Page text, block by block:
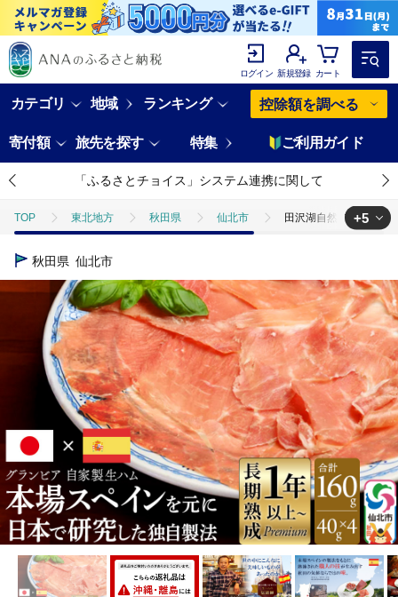
ログイン 新規登録 カート
カテゴリ 地域 ランキング 控除額を調べる
寄付額 旅先を探す 特集 ご利用ガイド
「ふるさとチョイス」システム連携に関して
TOP 東北地方 秋田県 仙北市 田沢湖自然ファームの
TOP
肉 豚肉 田沢湖自然ファームの グランビア自家製生ハ
肉 豚肉 ほかの豚肉 田沢湖自然ファームの グ
肉 加工肉 田沢湖自然ファームの グランビア自家製生
肉 加工肉 ハム・ソーセージ 田沢湖自然ファー
+5
秋田県 仙北市